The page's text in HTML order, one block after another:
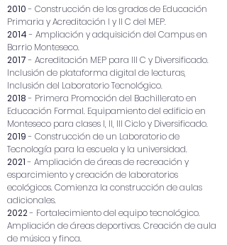
2010- Construcción de los grados de Educación
Primaria y Acreditación I y II C del MEP.
2014- Ampliación y adquisición del Campus en
Barrio Monteseco.
2017- Acreditación MEP para III C y Diversificado.
Inclusión de plataforma digital de lecturas,
Inclusión del Laboratorio Tecnológico.
2018- Primera Promoción del Bachillerato en
Educación Formal. Equipamiento del edificio en
Monteseco para clases I, II, III Ciclo y Diversificado.
2019- Construcción de un Laboratorio de
Tecnología para la escuela y la universidad.
2021- Ampliación de áreas de recreación y
esparcimiento y creación de laboratorios
ecológicos. Comienza la construcción de aulas
adicionales.
2022- Fortalecimiento del equipo tecnológico.
Ampliación de áreas deportivas. Creación de aula
de música y finca.